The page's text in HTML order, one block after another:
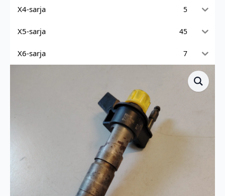
X4-sarja 5
X5-sarja 45
X6-sarja 7